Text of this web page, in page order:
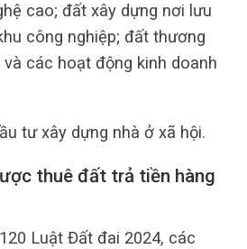
cao; đất xây dựng nơi lưu
công nghiệp; đất thương
các hoạt động kinh doanh
tư xây dựng nhà ở xã hội.
thuê đất trả tiền hàng
Luật Đất đai 2024, các